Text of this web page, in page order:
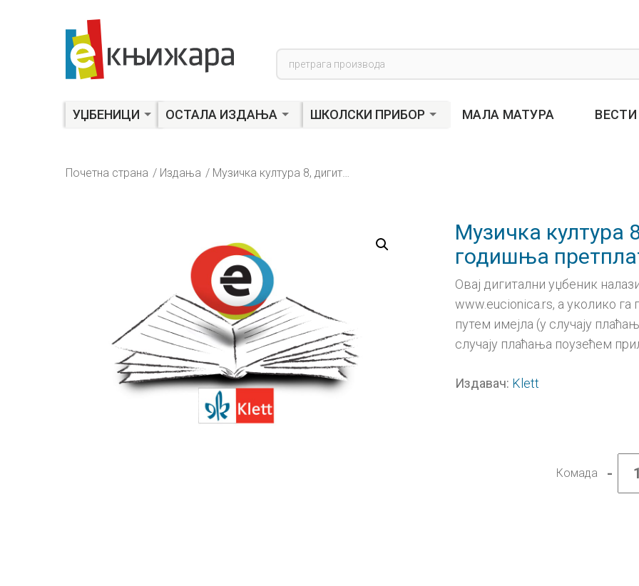
Products
search
УЏБЕНИЦИ ОСТАЛА ИЗДАЊА ШКОЛСКИ ПРИБОР МАЛА МАТУРА ВЕСТИ
Почетна страна Издања
Музичка култура
годишња
Овај дигитални уџбеник
www.eucionica.rs, а уколико
путем имејла (у случају
случају плаћања поузећем
Издавач: Klett
Комада -